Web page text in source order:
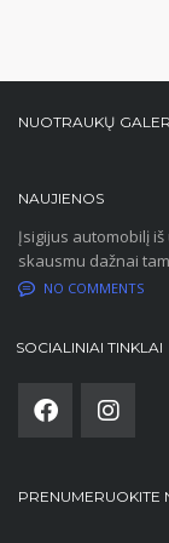
NUOTRAUKŲ
NAUJIENOS
Įsigijus automobilį
skausmu dažnai
NO COMMENTS
SOCIALINIAI TINKLAI
PRENUMERUOKITE